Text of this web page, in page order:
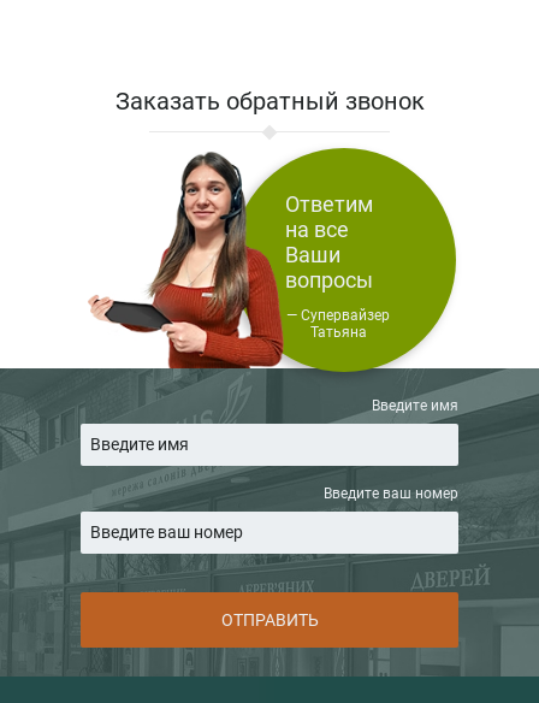
Заказать обратный звонок
Ответим
на все
Ваши
вопросы
— Супервайзер
Татьяна
Введите имя
Введите ваш номер
ОТПРАВИТЬ